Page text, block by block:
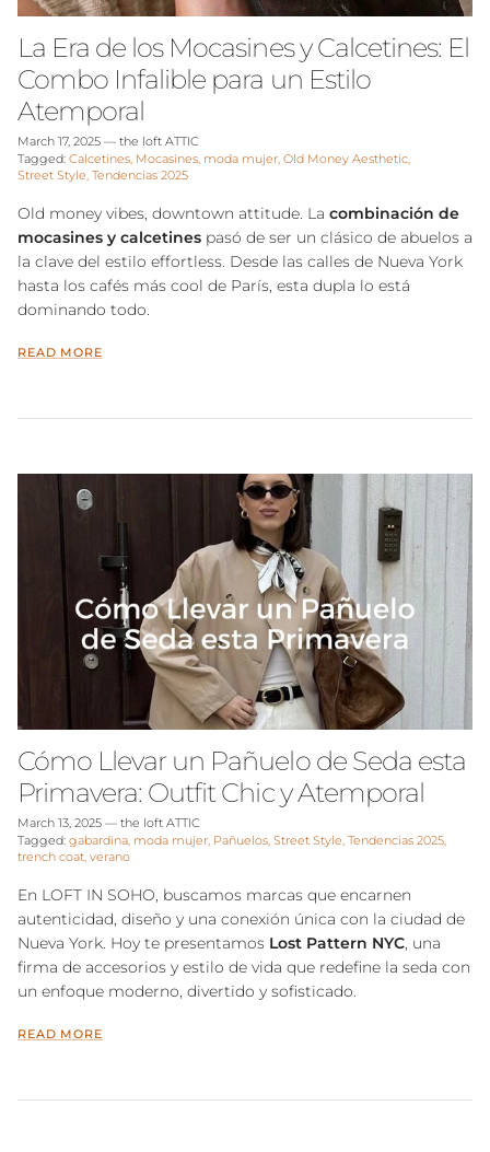
La Era de los Mocasines y Calcetines: El
Combo Infalible para un Estilo
Atemporal
March 17, 2025 — the loft ATTIC
Tagged: Calcetines Mocasines moda mujer Old Money Aesthetic
Street Style Tendencias 2025
Old money vibes, downtown attitude. La combinación de
mocasines y calcetines pasó de ser un clásico de abuelos a
la clave del estilo effortless. Desde las calles de Nueva York
hasta los cafés más cool de París, esta dupla lo está
dominando todo.
READ MORE
Cómo Llevar un Pañuelo de Seda esta
Primavera: Outfit Chic y Atemporal
March 13, 2025 — the loft ATTIC
Tagged: gabardina moda mujer Pañuelos Street Style Tendencias 2025
trench coat verano
En LOFT IN SOHO, buscamos marcas que encarnen
autenticidad, diseño y una conexión única con la ciudad de
Nueva York. Hoy te presentamos Lost Pattern NYC, una
firma de accesorios y estilo de vida que redefine la seda con
un enfoque moderno, divertido y sofisticado.
READ MORE